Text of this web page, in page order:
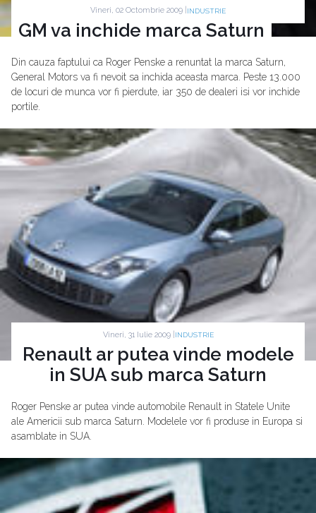
Vineri, 02 Octombrie 2009 | INDUSTRIE
GM va inchide marca Saturn
Din cauza faptului ca Roger Penske a renuntat la marca Saturn,
General Motors va fi nevoit sa inchida aceasta marca. Peste 13.000
de locuri de munca vor fi pierdute, iar 350 de dealeri isi vor inchide
portile.
Vineri, 31 Iulie 2009 | INDUSTRIE
Renault ar putea vinde modele
in SUA sub marca Saturn
Roger Penske ar putea vinde automobile Renault in Statele Unite
ale Americii sub marca Saturn. Modelele vor fi produse in Europa si
asamblate in SUA.